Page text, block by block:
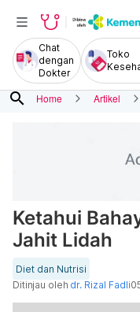
Chat
dengan
Dokter
Toko
search Home Artikel
Ketahui
Jahit Lidah
Diet dan Nutrisi
Ditinjau oleh dr. Rizal Fadli